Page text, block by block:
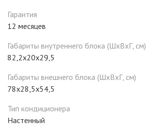
Гарантия
12 месяцев
Габариты внутреннего блока (ШxВxГ, см)
82,2x20x29,5
Габариты внешнего блока (ШxВxГ, см)
78x28,5x54,5
Тип кондиционера
Настенный